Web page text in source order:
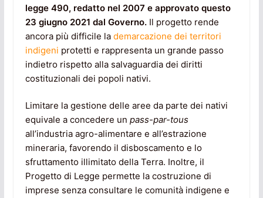
legge 490, redatto nel 2007 e approvato questo
23 giugno 2021 dal Governo.Il progetto rende
ancora più difficile la demarcazione dei territori
indigeni protetti e rappresenta un grande passo
indietro rispetto alla salvaguardia dei diritti
costituzionali dei popoli nativi.
Limitare la gestione delle aree da parte dei nativi
equivale a concedere un pass-par-tous
all’industria agro-alimentare e all’estrazione
mineraria, favorendo il disboscamento e lo
sfruttamento illimitato della Terra. Inoltre, il
Progetto di Legge permette la costruzione di
imprese senza consultare le comunità indigene e